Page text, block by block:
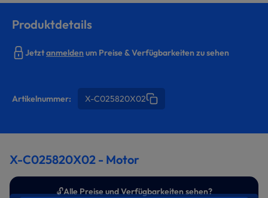
Produktdetails
Jetztanmeldenum Preise & Verfügbarkeiten zu sehen
Artikelnummer: X-C025820X02
X-C025820X02 - Motor
🔓Alle Preise und Verfügbarkeiten sehen?